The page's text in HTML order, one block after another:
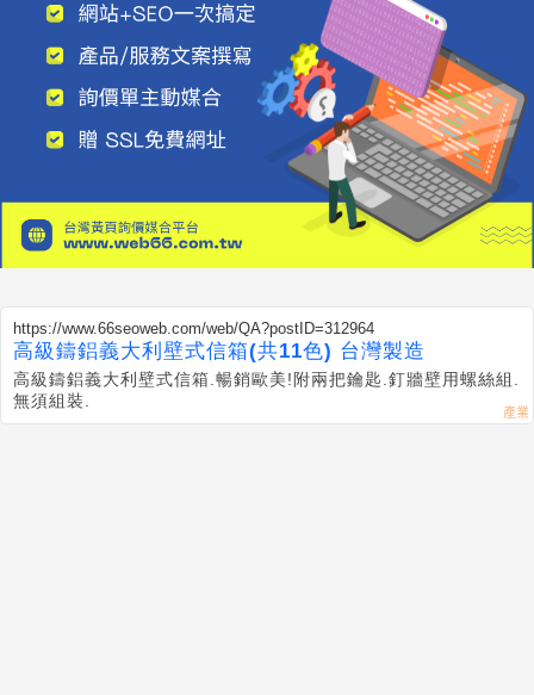
https://www.66seoweb.com/web/QA?postID=312964
高級鑄鋁義大利壁式信箱(共11色) 台灣製造
高級鑄鋁義大利壁式信箱.暢銷歐美!附兩把鑰匙.釘牆壁用螺絲組.
無須組裝.